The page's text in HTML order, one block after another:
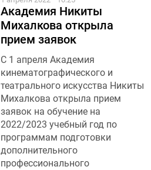
Академия Никиты
Михалкова открыла
прием заявок
С 1 апреля Академия
кинематографического и
театрального искусства Никиты
Михалкова открыла прием
заявок на обучение на
2022/2023 учебный год по
программам подготовки
дополнительного
профессионального